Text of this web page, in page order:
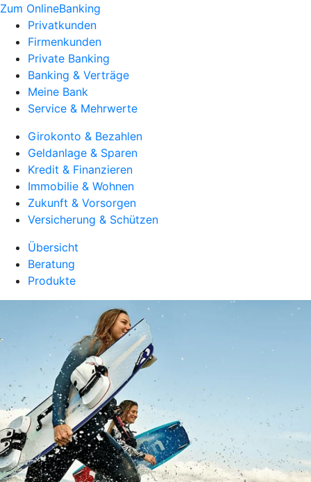
Zum OnlineBanking
Privatkunden
Firmenkunden
Private Banking
Banking & Verträge
Meine Bank
Service & Mehrwerte
Girokonto & Bezahlen
Geldanlage & Sparen
Kredit & Finanzieren
Immobilie & Wohnen
Zukunft & Vorsorgen
Versicherung & Schützen
Übersicht
Beratung
Produkte